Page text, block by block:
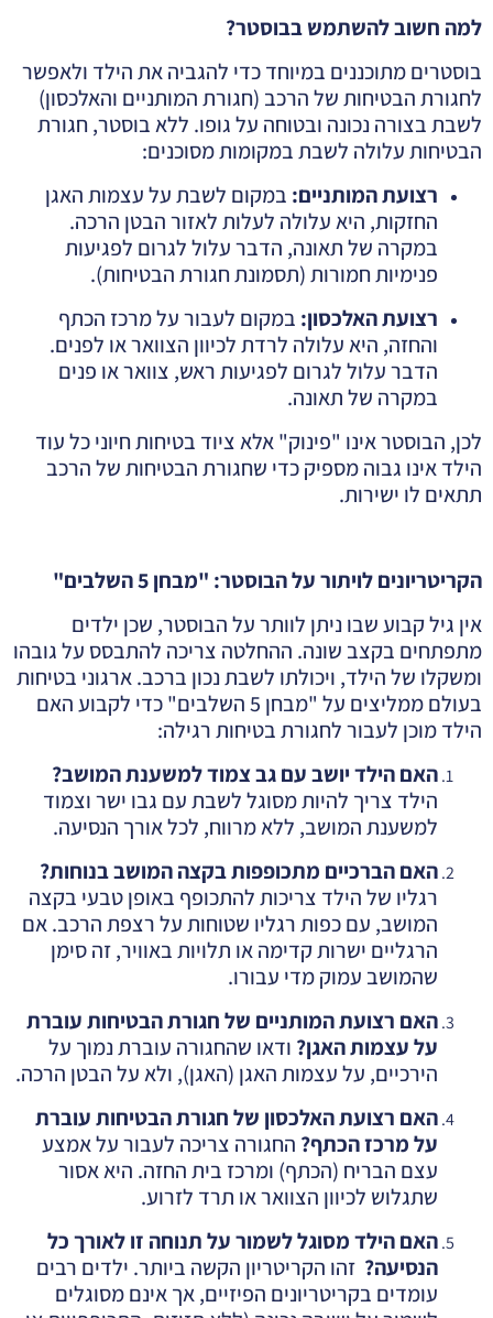
למה חשוב להשתמש בבוסטר?
בוסטרים מתוכננים במיוחד כדי להגביה את הילד ולאפשר
לחגורת הבטיחות של הרכב (חגורת המותניים והאלכסון)
לשבת בצורה נכונה ובטוחה על גופו. ללא בוסטר, חגורת
הבטיחות עלולה לשבת במקומות מסוכנים:
רצועת המותניים: במקום לשבת על עצמות האגן
החזקות, היא עלולה לעלות לאזור הבטן הרכה.
במקרה של תאונה, הדבר עלול לגרום לפגיעות
פנימיות חמורות (תסמונת חגורת הבטיחות).
רצועת האלכסון: במקום לעבור על מרכז הכתף
והחזה, היא עלולה לרדת לכיוון הצוואר או לפנים.
הדבר עלול לגרום לפגיעות ראש, צוואר או פנים
במקרה של תאונה.
לכן, הבוסטר אינו "פינוק" אלא ציוד בטיחות חיוני כל עוד
הילד אינו גבוה מספיק כדי שחגורת הבטיחות של הרכב
תתאים לו ישירות.
הקריטריונים לויתור על הבוסטר: "מבחן 5 השלבים
"
אין גיל קבוע שבו ניתן לוותר על הבוסטר, שכן ילדים
מתפתחים בקצב שונה. ההחלטה צריכה להתבסס על גובהו
ומשקלו של הילד, ויכולתו לשבת נכון ברכב. ארגוני בטיחות
בעולם ממליצים על "מבחן 5 השלבים" כדי לקבוע האם
הילד מוכן לעבור לחגורת בטיחות רגילה:
האם הילד יושב עם גב צמוד למשענת המושב?
הילד צריך להיות מסוגל לשבת עם גבו ישר וצמוד
למשענת המושב, ללא מרווח, לכל אורך הנסיעה.
האם הברכיים מתכופפות בקצה המושב בנוחות?
רגליו של הילד צריכות להתכופף באופן טבעי בקצה
המושב, עם כפות רגליו שטוחות על רצפת הרכב. אם
הרגליים ישרות קדימה או תלויות באוויר, זה סימן
שהמושב עמוק מדי עבורו.
האם רצועת המותניים של חגורת הבטיחות עוברת
על עצמות האגן? ודאו שהחגורה עוברת נמוך על
הירכיים, על עצמות האגן (האגן), ולא על הבטן הרכה.
האם רצועת האלכסון של חגורת הבטיחות עוברת
על מרכז הכתף? החגורה צריכה לעבור על אמצע
עצם הבריח (הכתף) ומרכז בית החזה. היא אסור
שתגלוש לכיוון הצוואר או תרד לזרוע.
האם הילד מסוגל לשמור על תנוחה זו לאורך כל
הנסיעה? זהו הקריטריון הקשה ביותר. ילדים רבים
עומדים בקריטריונים הפיזיים, אך אינם מסוגלים